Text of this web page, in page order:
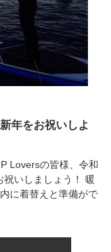
年をお祝いしよ
Loversの皆様、令和
祝いしましょう！ 暖
に着替えと準備がで